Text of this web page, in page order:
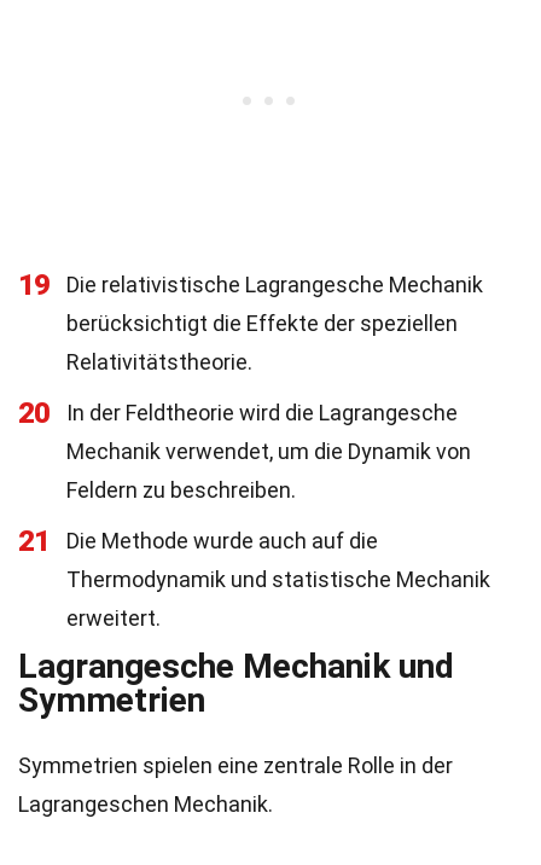
19
Die relativistische Lagrangesche Mechanik
berücksichtigt die Effekte der speziellen
Relativitätstheorie.
20
In der Feldtheorie wird die Lagrangesche
Mechanik verwendet, um die Dynamik von
Feldern zu beschreiben.
21
Die Methode wurde auch auf die
Thermodynamik und statistische Mechanik
erweitert.
Lagrangesche Mechanik und
Symmetrien
Symmetrien spielen eine zentrale Rolle in der
Lagrangeschen Mechanik.